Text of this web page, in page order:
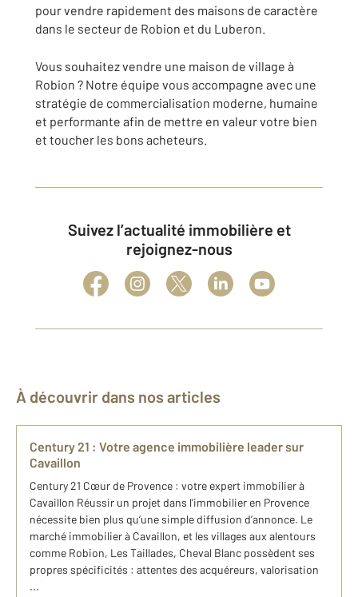
pour vendre rapidement des maisons de caractère
dans le secteur de Robion et du Luberon.
Vous souhaitez vendre une maison de village à
Robion ? Notre équipe vous accompagne avec une
stratégie de commercialisation moderne, humaine
et performante afin de mettre en valeur votre bien
et toucher les bons acheteurs.
Suivez l’actualité immobilière et
rejoignez-nous
À découvrir dans nos articles
Century 21 : Votre agence immobilière leader sur
Cavaillon
Century 21 Cœur de Provence : votre expert immobilier à
Cavaillon Réussir un projet dans l’immobilier en Provence
nécessite bien plus qu’une simple diffusion d’annonce. Le
marché immobilier à Cavaillon, et les villages aux alentours
comme Robion, Les Taillades, Cheval Blanc possèdent ses
propres spécificités : attentes des acquéreurs, valorisation
...